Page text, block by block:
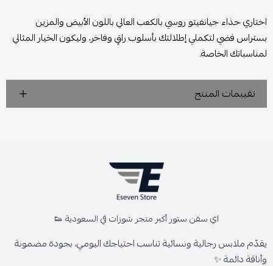
اختاري حذاء جيانفيتو روسي بالكعب العالي باللون الأبيض والمزين
بستراس فضي لتكملي إطلالتك بأسلوب راقٍ وفاخر، وليكون الخيار المثالي
لمناسباتك الخاصة.
تقييمات المنتج
اي سفن ستور أكبر متجر شوزات في السعودية 👟
يقدّم ملابس رجالية ونسائية تناسب احتياجك اليومي، بجودة مضمونة
وأناقة دائمة ✨